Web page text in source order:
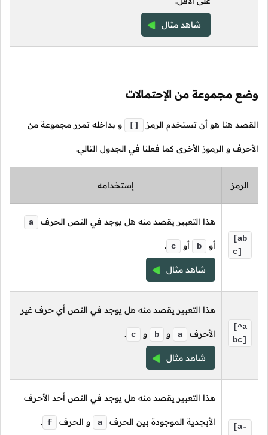
شاهد مثال
وضع مجموعة من الإحتمالات
القصد هنا هو أن تستخدم الرمز [] و بداخله تمرر مجموعة من
الأحرف و الرموز الأخرى كما فعلنا في الجدول التالي.
الرمز إستخدامه
[ab
c]
هذا التعبير يقصد منه هل يوجد في النص الحرف a
أو b أو c
.
شاهد مثال
[^a
bc]
هذا التعبير يقصد منه هل يوجد في النص أي حرف غير
الأحرف a و b و c
.
شاهد مثال
[a-
هذا التعبير يقصد منه هل يوجد في النص أحد الأحرف
الأبجدية الموجودة بين الحرف a و الحرف f
.